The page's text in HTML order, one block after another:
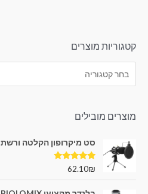
קטגוריות מוצרים
מוצרים מובילים
סט מיקרופון הקלטה ורשת MY MIC
דורג 5.00
62.10₪